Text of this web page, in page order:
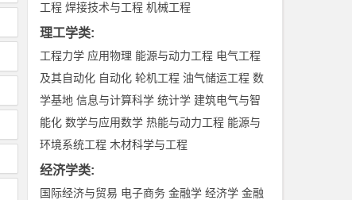
工程 焊接技术与工程 机械工程
理工学类:
工程力学 应用物理 能源与动力工程 电气工程
及其自动化 自动化 轮机工程 油气储运工程 数
学基地 信息与计算科学 统计学 建筑电气与智
能化 数学与应用数学 热能与动力工程 能源与
环境系统工程 木材科学与工程
经济学类:
国际经济与贸易 电子商务 金融学 经济学 金融